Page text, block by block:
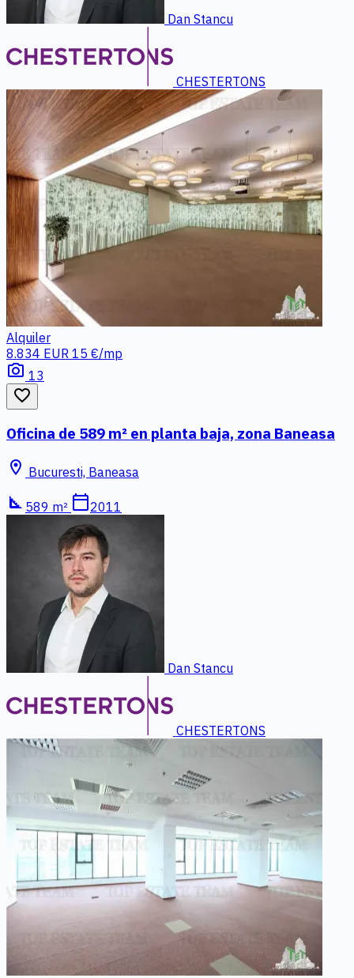
Dan Stancu
CHESTERTONS
Alquiler
8.834 EUR 15 €/mp
photo_camera 13
favorite_border
Oficina de 589 m² en planta baja, zona Baneasa
location_on Bucuresti, Baneasa
square_foot 589 m² calendar_today2011
Dan Stancu
CHESTERTONS